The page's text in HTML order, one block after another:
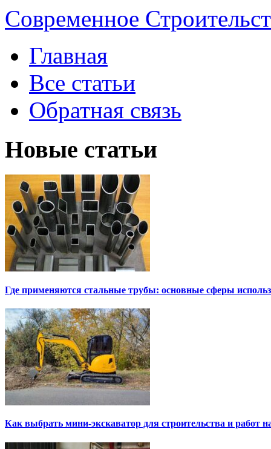
Современное
Главная
Все статьи
Обратная связь
Новые статьи
Где применяются стальные трубы: основные сферы
Как выбрать мини-экскаватор для строительства и работ